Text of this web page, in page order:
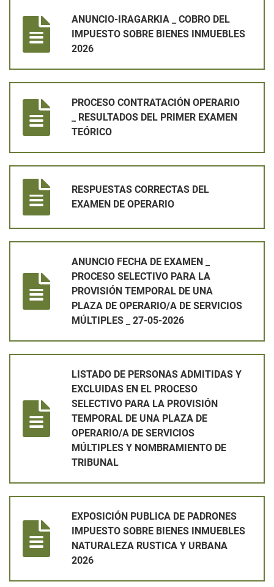
ANUNCIO-IRAGARKIA _ COBRO DEL
IMPUESTO SOBRE BIENES INMUEBLES
2026
PROCESO CONTRATACIÓN OPERARIO
_ RESULTADOS DEL PRIMER EXAMEN
TEÓRICO
RESPUESTAS CORRECTAS DEL
EXAMEN DE OPERARIO
ANUNCIO FECHA DE EXAMEN _
PROCESO SELECTIVO PARA LA
PROVISIÓN TEMPORAL DE UNA
PLAZA DE OPERARIO/A DE SERVICIOS
MÚLTIPLES _ 27-05-2026
LISTADO DE PERSONAS ADMITIDAS Y
EXCLUIDAS EN EL PROCESO
SELECTIVO PARA LA PROVISIÓN
TEMPORAL DE UNA PLAZA DE
OPERARIO/A DE SERVICIOS
MÚLTIPLES Y NOMBRAMIENTO DE
TRIBUNAL
EXPOSICIÓN PUBLICA DE PADRONES
IMPUESTO SOBRE BIENES INMUEBLES
NATURALEZA RUSTICA Y URBANA
2026